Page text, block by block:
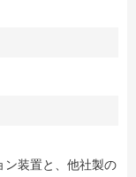
ン装置と、他社製の